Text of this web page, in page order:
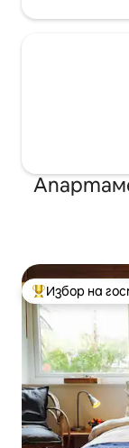
Най-Избор на